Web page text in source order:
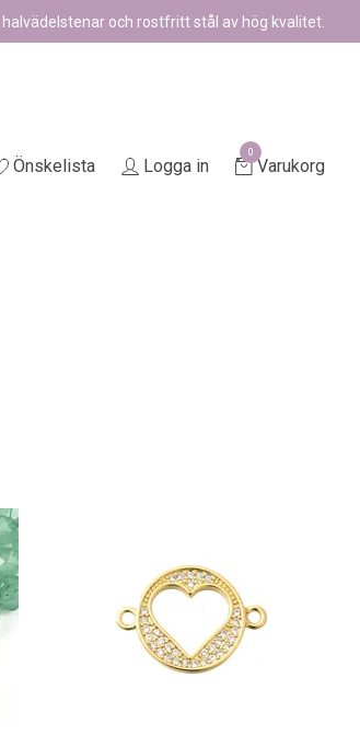
och rostfritt stål av hög kvalitet.
Önskelista Logga in
0
Varukorg